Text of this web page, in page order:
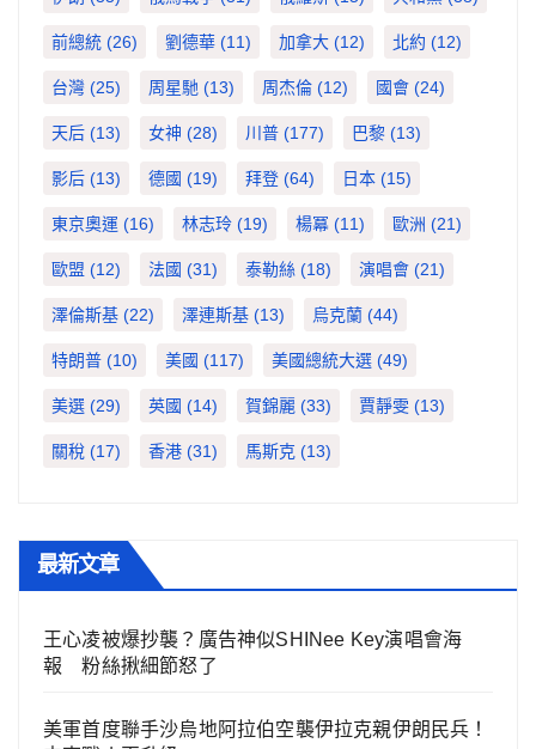
前總統 (26) 劉德華 (11) 加拿大 (12) 北約 (12)
台灣 (25) 周星馳 (13) 周杰倫 (12) 國會 (24)
天后 (13) 女神 (28) 川普 (177) 巴黎 (13)
影后 (13) 德國 (19) 拜登 (64) 日本 (15)
東京奧運 (16) 林志玲 (19) 楊冪 (11) 歐洲 (21)
歐盟 (12) 法國 (31) 泰勒絲 (18) 演唱會 (21)
澤倫斯基 (22) 澤連斯基 (13) 烏克蘭 (44)
特朗普 (10) 美國 (117) 美國總統大選 (49)
美選 (29) 英國 (14) 賀錦麗 (33) 賈靜雯 (13)
關稅 (17) 香港 (31) 馬斯克 (13)
最新文章
王心凌被爆抄襲？廣告神似SHINee Key演唱會海
報 粉絲揪細節怒了
美軍首度聯手沙烏地阿拉伯空襲伊拉克親伊朗民兵！